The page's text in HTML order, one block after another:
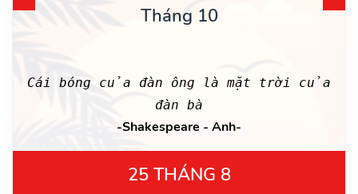
Tháng 10
Cái bóng của đàn ông là mặt trời của
đàn bà
-Shakespeare - Anh-
25 THÁNG 8